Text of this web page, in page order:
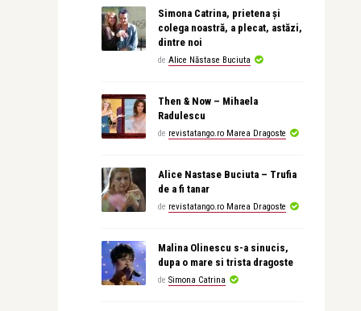
Simona Catrina, prietena și
colega noastră, a plecat, astăzi,
dintre noi
de Alice Năstase Buciuta
Then & Now – Mihaela
Radulescu
de revistatango.ro Marea Dragoste
Alice Nastase Buciuta – Trufia
de a fi tanar
de revistatango.ro Marea Dragoste
Malina Olinescu s-a sinucis,
dupa o mare si trista dragoste
de Simona Catrina